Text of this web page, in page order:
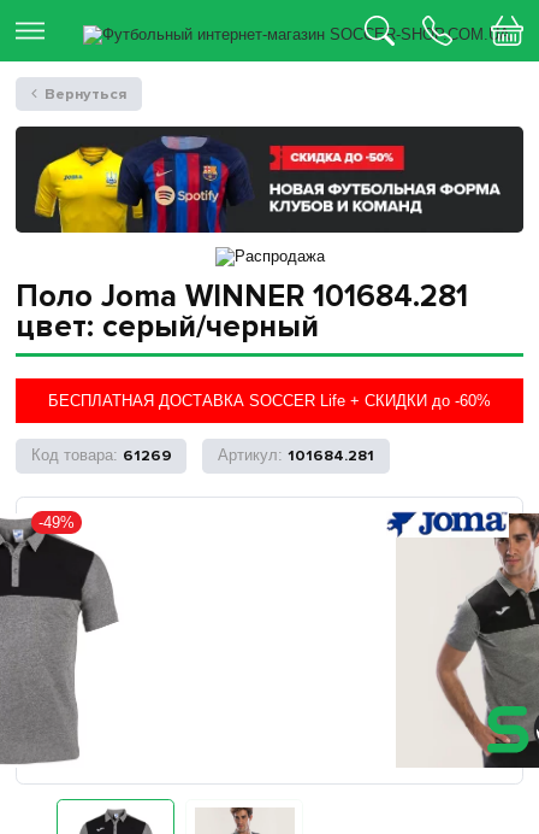
Поло Joma WINNER 101684.281
цвет: серый/черный
БЕСПЛАТНАЯ ДОСТАВКА SOCCER Life + СКИДКИ до -60%
61269 101684.281
-49%
Вернуться